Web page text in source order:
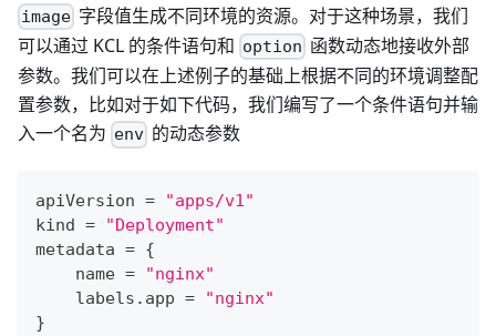
image 字段值生成不同环境的资源。对于这种场景，我们
可以通过 KCL 的条件语句和 option 函数动态地接收外部
参数。我们可以在上述例子的基础上根据不同的环境调整配
置参数，比如对于如下代码，我们编写了一个条件语句并输
入一个名为 env 的动态参数
apiVersion =
"apps/v1"
kind =
"Deployment"
metadata = {
    name
=
"nginx"
    labels
. app =
"nginx"
}